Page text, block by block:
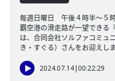
毎週日曜日 午後４時半～５
覇空港の滑走路が一望できる
は、合同会社ソルファコミュ
き・すぐる）さんをお迎えし
2024.07.14|00:22:29